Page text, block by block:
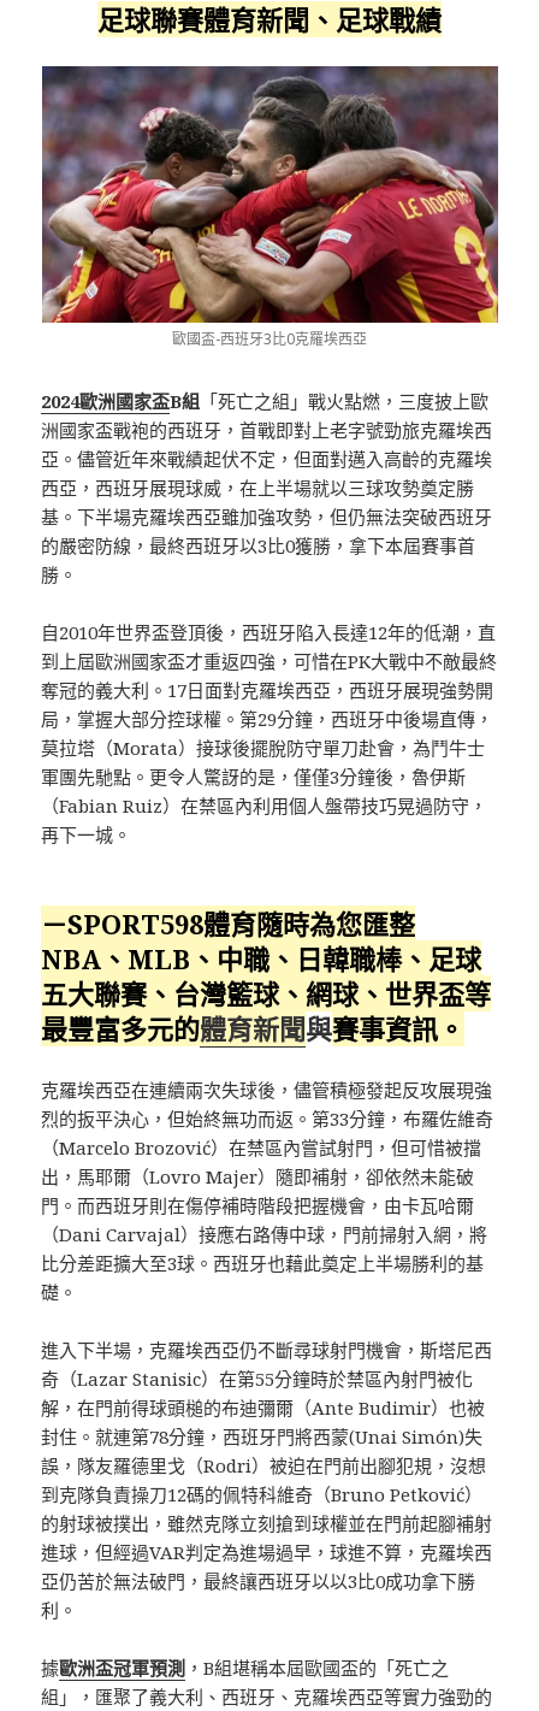
足球聯賽體育新聞、足球戰績
歐國盃-西班牙3比0克羅埃西亞
2024歐洲國家盃B組 「死亡之組」戰火點燃，三度披上歐
洲國家盃戰袍的西班牙，首戰即對上老字號勁旅克羅埃西
亞。儘管近年來戰績起伏不定，但面對邁入高齡的克羅埃
西亞，西班牙展現球威，在上半場就以三球攻勢奠定勝
基。下半場克羅埃西亞雖加強攻勢，但仍無法突破西班牙
的嚴密防線，最終西班牙以3比0獲勝，拿下本屆賽事首
勝。
自2010年世界盃登頂後，西班牙陷入長達12年的低潮，直
到上屆歐洲國家盃才重返四強，可惜在PK大戰中不敵最終
奪冠的義大利。17日面對克羅埃西亞，西班牙展現強勢開
局，掌握大部分控球權。第29分鐘，西班牙中後場直傳，
莫拉塔（Morata）接球後擺脫防守單刀赴會，為鬥牛士
軍團先馳點。更令人驚訝的是，僅僅3分鐘後，魯伊斯
（Fabian Ruiz）在禁區內利用個人盤帶技巧晃過防守，
再下一城。
－SPORT598體育隨時為您匯整
NBA、MLB、中職、日韓職棒、足球
五大聯賽、台灣籃球、網球、 世界盃等
最豐富多元的體育新聞與賽事資訊。
克羅埃西亞在連續兩次失球後，儘管積極發起反攻展現強
烈的扳平決心，但始終無功而返。第33分鐘，布羅佐維奇
（Marcelo Brozović）在禁區內嘗試射門，但可惜被擋
出，馬耶爾（Lovro Majer）隨即補射，卻依然未能破
門。而西班牙則在傷停補時階段把握機會，由卡瓦哈爾
（Dani Carvajal）接應右路傳中球，門前掃射入網，將
比分差距擴大至3球。西班牙也藉此奠定上半場勝利的基
礎。
進入下半場，克羅埃西亞仍不斷尋球射門機會，斯塔尼西
奇（Lazar Stanisic）在第55分鐘時於禁區內射門被化
解，在門前得球頭槌的布迪彌爾（Ante Budimir）也被
封住。就連第78分鐘，西班牙門將西蒙(Unai Simón)失
誤，隊友羅德里戈（Rodri）被迫在門前出腳犯規，沒想
到克隊負責操刀12碼的佩特科維奇（Bruno Petković）
的射球被撲出，雖然克隊立刻搶到球權並在門前起腳補射
進球，但經過VAR判定為進場過早，球進不算，克羅埃西
亞仍苦於無法破門，最終讓西班牙以以3比0成功拿下勝
利。
據歐洲盃冠軍預測 ，B組堪稱本屆歐國盃的「死亡之
組」，匯聚了義大利、西班牙、克羅埃西亞等實力強勁的